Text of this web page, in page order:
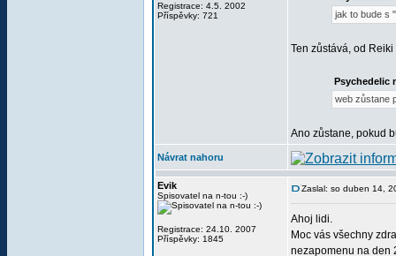
Registrace: 4.5. 2002
Příspěvky: 721
jak to bude s
Ten zůstává, od
Psychedelic
web zůstane
Ano zůstane, pokud
Návrat nahoru
Evik
Spisovatel na n-tou :-)
Registrace: 24.10. 2007
Příspěvky: 1845
Zaslal: so duben 14,
Ahoj lidi.
Moc vás všechny
nezapomenu na den